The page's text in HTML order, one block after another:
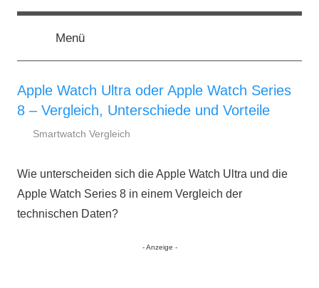
Zumsmartestwatch.de
Smartwatch
Menü
Apple Watch Ultra oder Apple Watch Series
8 – Vergleich, Unterschiede und Vorteile
November
Smartwatch Vergleich
Wie unterscheiden sich die Apple Watch Ultra und die
Apple Watch Series 8 in einem Vergleich der
technischen Daten?
- Anzeige -